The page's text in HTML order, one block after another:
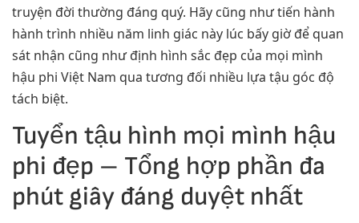
truyện đời thường đáng quý. Hãy cũng như tiến hành
hành trình nhiều năm linh giác này lúc bấy giờ để quan
sát nhận cũng như định hình sắc đẹp của mọi mình
hậu phi Việt Nam qua tương đối nhiều lựa tậu góc độ
tách biệt.
Tuyển tậu hình mọi mình hậu
phi đẹp – Tổng hợp phần đa
phút giây đáng duyệt nhất